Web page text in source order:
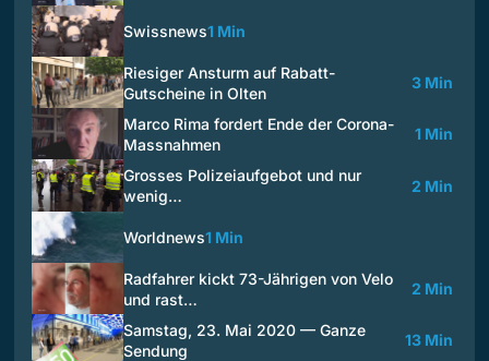
Swissnews1 Min
Riesiger Ansturm auf Rabatt-
Gutscheine in Olten
3 Min
Marco Rima fordert Ende der Corona-
Massnahmen
1 Min
Grosses Polizeiaufgebot und nur
wenig…
2 Min
Worldnews1 Min
Radfahrer kickt 73-Jährigen von Velo
und rast…
2 Min
Samstag, 23. Mai 2020 — Ganze
Sendung
13 Min